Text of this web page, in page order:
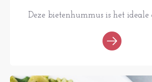
Deze bietenhummus is het ideale